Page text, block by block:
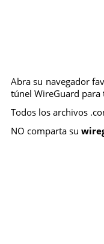
Abra su navegador
túnel WireGuard para
Todos los archivos
NO comparta su